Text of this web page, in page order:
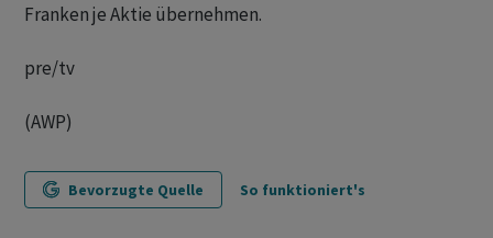
Franken je Aktie übernehmen.
pre/tv
(AWP)
Bevorzugte Quelle So funktioniert's